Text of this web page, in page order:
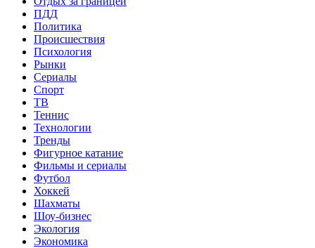
ПДД
Политика
Происшествия
Психология
Рынки
Сериалы
Спорт
ТВ
Теннис
Технологии
Тренды
Фигурное катание
Фильмы и сериалы
Футбол
Хоккей
Шахматы
Шоу-бизнес
Экология
Экономика